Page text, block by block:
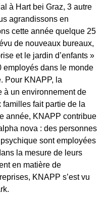
à Hart bei Graz, 3 autre
agrandissons en
cette année quelque 25
de nouveaux bureaux,
et le jardin d’enfants »
employés dans le monde
Pour KNAPP, la
à un environnement de
fait partie de la
année, KNAPP contribue
nova : des personnes
sont employées
la mesure de leurs
en matière de
KNAPP s’est vu